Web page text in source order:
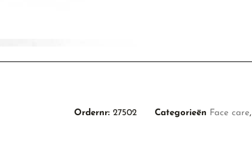
Ordernr: 27502 Categorieën Face care,